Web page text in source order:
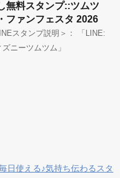
無料スタンプ::ツムツ
ファンフェスタ 2026
スタンプ説明＞： 「LINE:
ズニーツムツム」
日使える♪気持ち伝わるスタ